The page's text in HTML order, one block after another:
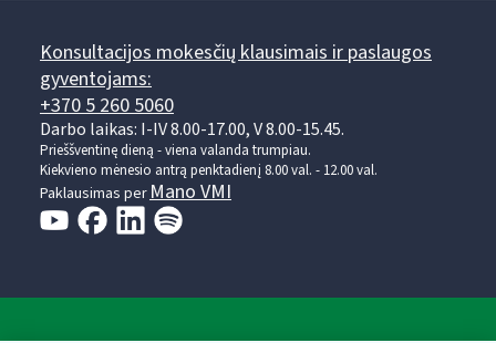
Konsultacijos mokesčių klausimais ir paslaugos
gyventojams:
+370 5 260 5060
Darbo laikas: I-IV 8.00-17.00, V 8.00-15.45.
Prieššventinę dieną - viena valanda trumpiau.
Kiekvieno mėnesio antrą penktadienį 8.00 val. - 12.00 val.
Paklausimas per Mano VMI